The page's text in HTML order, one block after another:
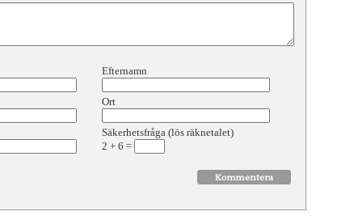
Efternamn
Ort
Säkerhetsfråga (lös räknetalet)
2 + 6 =